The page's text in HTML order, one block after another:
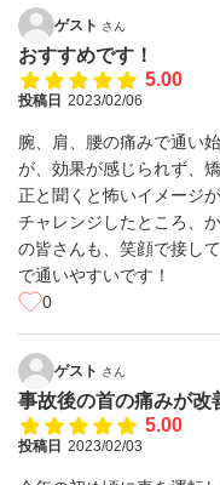
ゲスト さん
おすすめです！
5.00
投稿日 2023/02/06
腕、肩、腰の痛みで通い
が、効果が感じられず、
正と聞くと怖いイメージ
チャレンジしたところ、
の皆さんも、笑顔で接し
で通いやすいです！
0
ゲスト さん
事故後の首の痛みが改
5.00
投稿日 2023/02/03